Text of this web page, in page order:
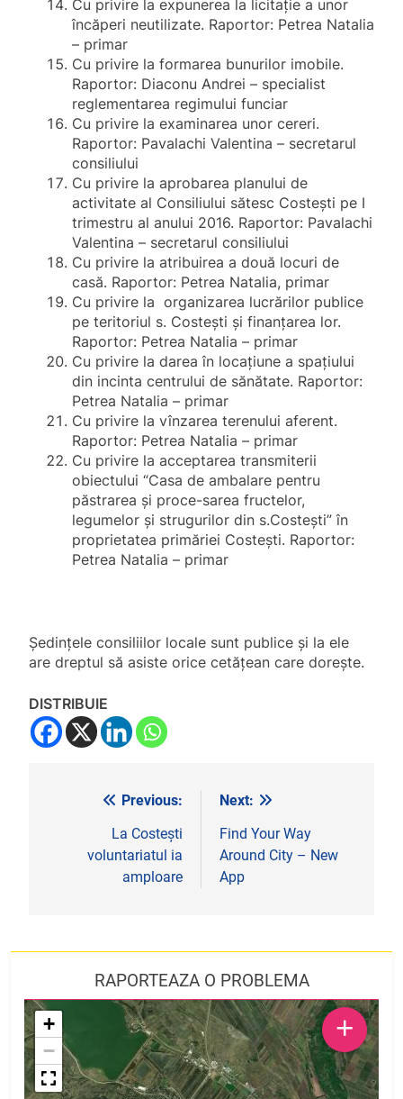
Cu privire la expunerea la licitație a unor
încăperi neutilizate. Raportor: Petrea Natalia
– primar
Cu privire la formarea bunurilor imobile.
Raportor: Diaconu Andrei – specialist
reglementarea regimului funciar
Cu privire la examinarea unor cereri.
Raportor: Pavalachi Valentina – secretarul
consiliului
Cu privire la aprobarea planului de
activitate al Consiliului sătesc Costești pe I
trimestru al anului 2016. Raportor: Pavalachi
Valentina – secretarul consiliului
Cu privire la atribuirea a două locuri de
casă. Raportor: Petrea Natalia, primar
Cu privire la organizarea lucrărilor publice
pe teritoriul s. Costești și finanțarea lor.
Raportor: Petrea Natalia – primar
Cu privire la darea în locațiune a spațiului
din incinta centrului de sănătate. Raportor:
Petrea Natalia – primar
Cu privire la vînzarea terenului aferent.
Raportor: Petrea Natalia – primar
Cu privire la acceptarea transmiterii
obiectului “Casa de ambalare pentru
păstrarea şi proce-sarea fructelor,
legumelor şi strugurilor din s.Costeşti” în
proprietatea primăriei Costești. Raportor:
Petrea Natalia – primar
Şedințele consiliilor locale sunt publice şi la ele
are dreptul să asiste orice cetățean care dorește.
DISTRIBUIE
NavigarePrevious:
La Costești
voluntariatul ia
amploare
Next:
Find Your Way
Around City – New
App
RAPORTEAZA O PROBLEMA
+
−
+